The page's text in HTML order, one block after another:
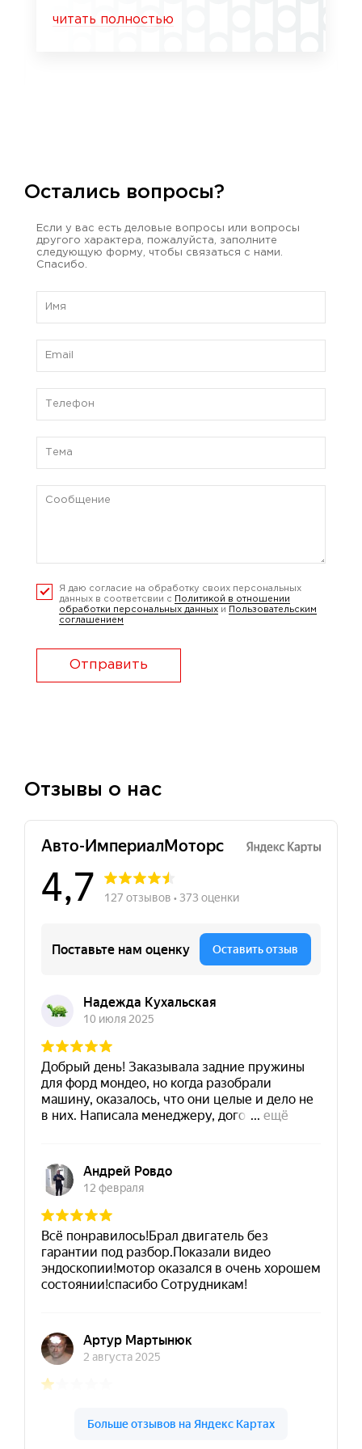
читать полностью
Остались вопросы?
Если у вас есть деловые вопросы или вопросы
другого характера, пожалуйста, заполните
следующую форму, чтобы связаться с нами.
Спасибо.
Я даю согласие на обработку своих персональных
данных в соответсвии с
Политикой в отношении
обработки персональных данных и
Пользовательским
соглашением
Отправить
Отзывы о нас